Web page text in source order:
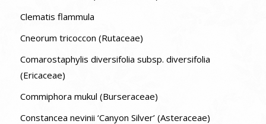
Clematis flammula
Cneorum tricoccon (Rutaceae)
Comarostaphylis diversifolia subsp. diversifolia
(Ericaceae)
Commiphora mukul (Burseraceae)
Constancea nevinii ‘Canyon Silver’ (Asteraceae)